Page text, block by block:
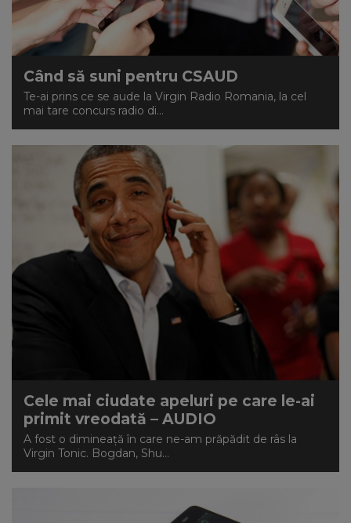
Când să suni pentru CSAUD
Te-ai prins ce se aude la Virgin Radio Romania, la cel
mai tare concurs radio di...
Cele mai ciudate apeluri pe care le-ai
primit vreodată – AUDIO
A fost o dimineață în care ne-am prăpădit de râs la
Virgin Tonic. Bogdan, Shu...